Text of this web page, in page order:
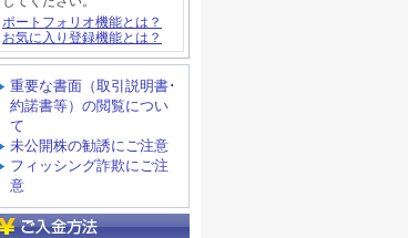
ポートフォリオ機能とは？
お気に入り登録機能とは？
重要な書面（取引説明書･
約諾書等）の閲覧につい
て
未公開株の勧誘にご注意
フィッシング詐欺にご注
意